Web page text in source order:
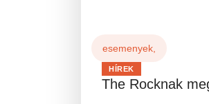
esemenyek,
The Rocknak
HÍREK